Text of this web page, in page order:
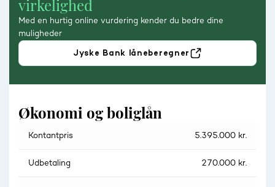
virkelighed
Med en hurtig online vurdering kender du bedre dine
muligheder
Jyske Bank låneberegner
Økonomi og boliglån
Kontantpris 5.395.000 kr.
Udbetaling 270.000 kr.